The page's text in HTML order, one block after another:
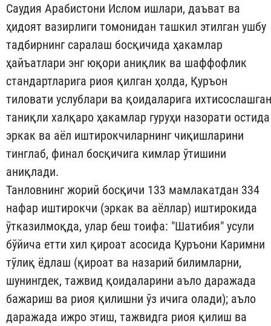
Саудия Арабистони Ислом ишлари, даъват ва
ҳидоят вазирлиги томонидан ташкил этилган ушбу
тадбирнинг саралаш босқичида ҳакамлар
ҳайъатлари энг юқори аниқлик ва шаффофлик
стандартларига риоя қилган ҳолда, Қуръон
тиловати услублари ва қоидаларига ихтисослашган
таниқли халқаро ҳакамлар гуруҳи назорати остида
эркак ва аёл иштирокчиларнинг чиқишларини
тинглаб, финал босқичига кимлар ўтишини
аниқлади.
Танловнинг жорий босқичи 133 мамлакатдан 334
нафар иштирокчи (эркак ва аёллар) иштирокида
ўтказилмоқда, улар беш тоифа: "Шатибия" усули
бўйича етти хил қироат асосида Қуръони Каримни
тўлиқ ёдлаш (қироат ва назарий билимларни,
шунингдек, тажвид қоидаларини аъло даражада
бажариш ва риоя қилишни ўз ичига олади); аъло
даражада ижро этиш, тажвидга риоя қилиш ва